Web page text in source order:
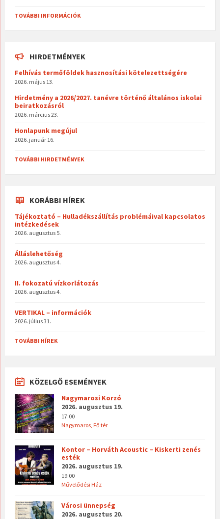
TOVÁBBI INFORMÁCIÓK
HIRDETMÉNYEK
Felhívás termőföldek hasznosítási kötelezettségére
2026. május 13.
Hirdetmény a 2026/2027. tanévre történő általános iskolai
beiratkozásról
2026. március 23.
Honlapunk megújul
2026. január 16.
TOVÁBBI HIRDETMÉNYEK
KORÁBBI HÍREK
Tájékoztató – Hulladékszállítás problémáival kapcsolatos
intézkedések
2026. augusztus 5.
Álláslehetőség
2026. augusztus 4.
II. fokozatú vízkorlátozás
2026. augusztus 4.
VERTIKAL – információk
2026. július 31.
TOVÁBBI HÍREK
KÖZELGŐ ESEMÉNYEK
Nagymarosi Korzó
2026. augusztus 19.
17:00
Nagymaros, Fő tér
Kontor – Horváth Acoustic – Kiskerti zenés
esték
2026. augusztus 19.
19:00
Művelődési Ház
Városi ünnepség
2026. augusztus 20.